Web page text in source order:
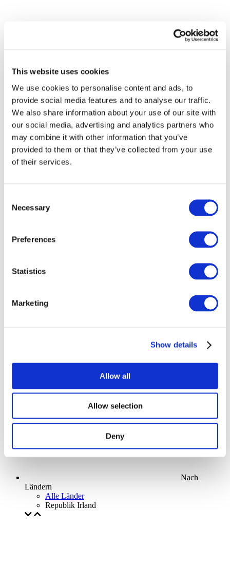
This website uses cookies
We use cookies to personalise content and ads, to
provide social media features and to analyse our traffic.
We also share information about your use of our site with
our social media, advertising and analytics partners who
may combine it with other information that you’ve
provided to them or that they’ve collected from your use
of their services.
Selection
Necessary
Preferences
Statistics
Marketing
Show details
Allow all
Allow selection
Deny
Ohne Subgenre
Anwenden
Nach
Ländern
Alle Länder
Republik Irland